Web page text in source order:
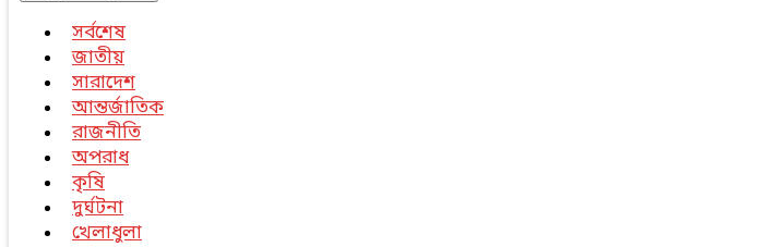
সর্বশেষ
জাতীয়
সারাদেশ
আন্তর্জাতিক
রাজনীতি
অপরাধ
কৃষি
দুর্ঘটনা
খেলাধুলা